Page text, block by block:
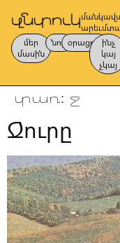
մեր
մասին
նոր օրացոյց
ինչ
կայ
չկայ
տառ: ջ
Ջուրը